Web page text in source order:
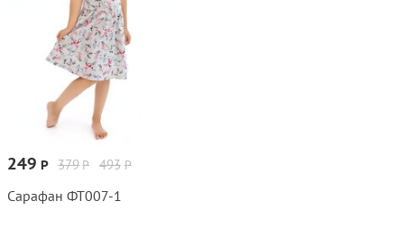
493 Р
379Р
249 Р
Сарафан ФТ007‑1